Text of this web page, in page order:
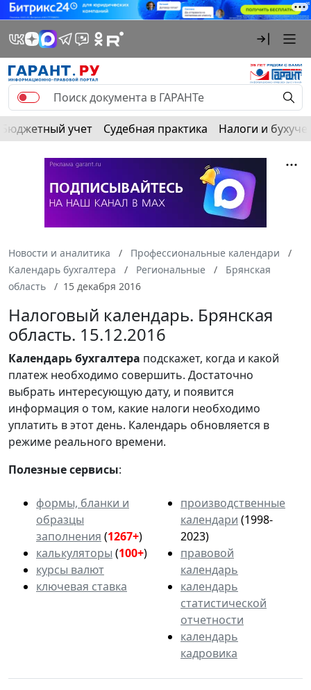
Бюджетный учет Судебная практика Налоги и
Новости и аналитика
Профессиональные календари
Календарь бухгалтера
Региональные
Брянская
область
15 декабря 2016
Налоговый календарь. Брянская
область. 15.12.2016
Календарьбухгалтера подскажет, когда и какой
платеж необходимо совершить. Достаточно
выбрать интересующую дату, и появится
информация о том, какие налоги необходимо
уплатить в этот день. Календарь обновляется в
режиме реального времени.
Полезные сервисы:
формы, бланки и
образцы
заполнения (1267+)
калькуляторы (100+)
курсы валют
ключевая ставка
производственные
календари (1998-
2023)
правовой
календарь
календарь
статистической
отчетности
календарь
кадровика